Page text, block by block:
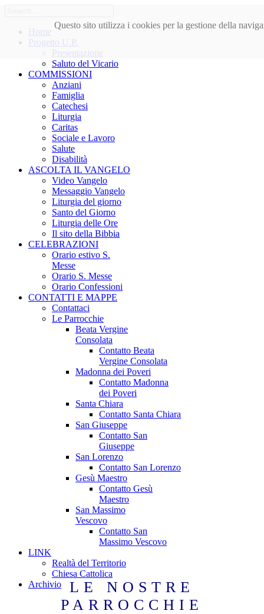
Questo sito utilizza i cookies per la gestione della
Home
Progetto U.P.
Presentazione
Saluto del Vicario
COMMISSIONI
Anziani
Famiglia
Catechesi
Liturgia
Caritas
Sociale e Lavoro
Salute
Disabilità
ASCOLTA IL VANGELO
Video Vangelo
Messaggio Vangelo
Liturgia del giorno
Santo del Giorno
Liturgia delle Ore
Il sito della Bibbia
CELEBRAZIONI
Orario estivo S.
Messe
Orario S. Messe
Orario Confessioni
CONTATTI E MAPPE
Contattaci
Le Parrocchie
Beata Vergine
Consolata
Contatto Beata
Vergine Consolata
Madonna dei Poveri
Contatto Madonna
dei Poveri
Santa Chiara
Contatto Santa Chiara
San Giuseppe
Contatto San
Giuseppe
San Lorenzo
Contatto San Lorenzo
Gesù Maestro
Contatto Gesù
Maestro
San Massimo
Vescovo
Contatto San
Massimo Vescovo
LINK
Realtà del Territorio
Chiesa Cattolica
Archivio
LE NOSTRE
PARROCCHIE